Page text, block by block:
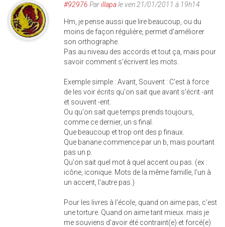
#92976 Parillapale ven 21/01/2011 à 19h14
Hm, je pense aussi que lire beaucoup, ou du
moins de façon régulière, permet d'améliorer
son orthographe.
Pas au niveau des accords et tout ça, mais pour
savoir comment s'écrivent les mots.
Exemple simple : Avant, Souvent : C'est à force
de les voir écrits qu'on sait que avant s'écrit -ant
et souvent -ent.
Ou qu'on sait que temps prends toujours,
comme ce dernier, un s final.
Que beaucoup et trop ont des p finaux.
Que banane commence par un b, mais pourtant
pas un p.
Qu'on sait quel mot à quel accent ou pas. (ex :
icône, iconique. Mots de la même famille, l'un à
un accent, l'autre pas.)
Pour les livres à l'école, quand on aime pas, c'est
une torture. Quand on aime tant mieux. mais je
me souviens d'avoir été contraint(e) et forcé(e)